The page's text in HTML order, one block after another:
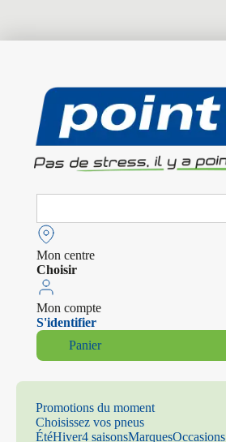
Search
Mon centre
Choisir
Mon compte
S'identifier
Panier
Promotions du moment
Choisissez vos pneus
ÉtéHiver4 saisonsMarquesOccasions